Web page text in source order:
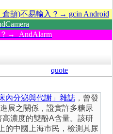
頡)不易輸入？→ gcin Android
→ AndAlarm
quote
內分泌與代謝」雜誌，曾發
展之關係，證實許多糖尿
濃度的雙酚A含量。該研
的中國上海市民，檢測其尿